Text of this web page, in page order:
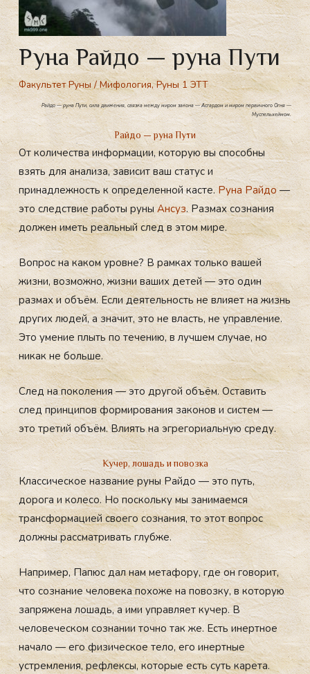
Руна Райдо — руна Пути
Факультет Руны/Мифология,Руны 1 ЭТТ
Райдо — руна Пути, сила движения, связка между миром закона — Асгардом и миром первичного Огня —
Муспельхеймом.
Райдо — руна Пути
От количества информации, которую вы способны
взять для анализа, зависит ваш статус и
принадлежность к определенной касте. Руна Райдо—
это следствие работы руныАнсуз. Размах сознания
должен иметь реальный след в этом мире.
Вопрос на каком уровне? В рамках только вашей
жизни, возможно, жизни ваших детей — это один
размах и объём. Если деятельность не влияет на жизнь
других людей, а значит, это не власть, не управление.
Это умение плыть по течению, в лучшем случае, но
никак не больше.
След на поколения — это другой объём. Оставить
след принципов формирования законов и систем —
это третий объём. Влиять на эгрегориальную среду.
Кучер, лошадь и повозка
Классическое название руны Райдо — это путь,
дорога и колесо. Но поскольку мы занимаемся
трансформацией своего сознания, то этот вопрос
должны рассматривать глубже.
Например, Папюс дал нам метафору, где он говорит,
что сознание человека похоже на повозку, в которую
запряжена лошадь, а ими управляет кучер. В
человеческом сознании точно так же. Есть инертное
начало — его физическое тело, его инертные
устремления, рефлексы, которые есть суть карета.